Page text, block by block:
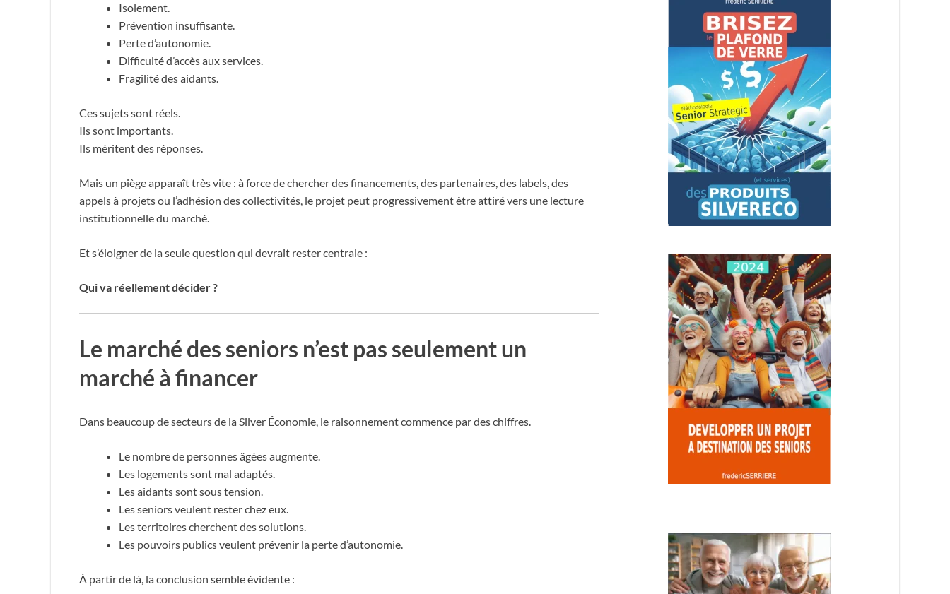
Isolement.
Prévention insuffisante.
Perte d’autonomie.
Difficulté d’accès aux services.
Fragilité des aidants.
Ces sujets sont réels.
Ils sont importants.
Ils méritent des réponses.
Mais un piège apparaît très vite : à force de chercher des financements, des partenaires, des labels, des
appels à projets ou l’adhésion des collectivités, le projet peut progressivement être attiré vers une lecture
institutionnelle du marché.
Et s’éloigner de la seule question qui devrait rester centrale :
Qui va réellement décider ?
Le marché des seniors n’est pas seulement un
marché à financer
Dans beaucoup de secteurs de la Silver Économie, le raisonnement commence par des chiffres.
Le nombre de personnes âgées augmente.
Les logements sont mal adaptés.
Les aidants sont sous tension.
Les seniors veulent rester chez eux.
Les territoires cherchent des solutions.
Les pouvoirs publics veulent prévenir la perte d’autonomie.
À partir de là, la conclusion semble évidente :